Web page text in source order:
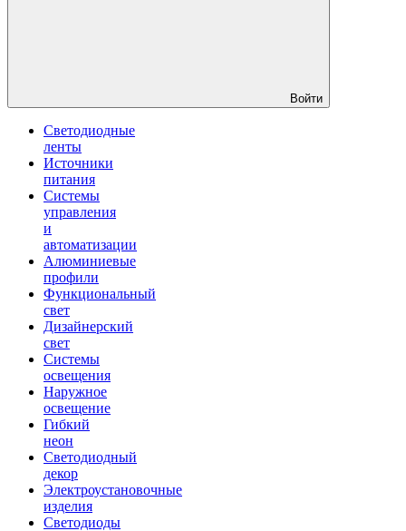
Войти
Светодиодные
ленты
Источники
питания
Системы
управления
и
автоматизации
Алюминиевые
профили
Функциональный
свет
Дизайнерский
свет
Системы
освещения
Наружное
освещение
Гибкий
неон
Светодиодный
декор
Электроустановочные
изделия
Светодиоды